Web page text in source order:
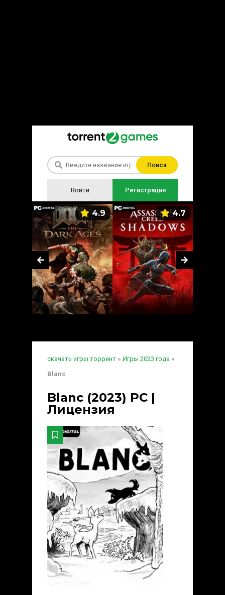
Поиск
Войти Регистрация
4.9 4.7
скачать игры торрент » Игры 2023 года »
Blanc
Blanc (2023) PC |
Лицензия